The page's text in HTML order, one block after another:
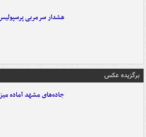
هشدار سرمربی
برگزیده عکس
جاده‌های مشهد آماده